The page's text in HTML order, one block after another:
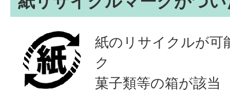
紙のリサイクルが可
ク
菓子類等の箱が該当